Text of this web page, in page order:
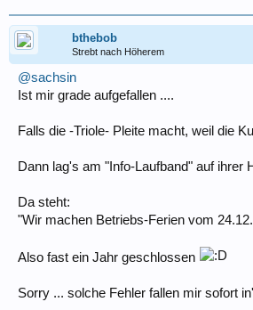
bthebob
Strebt nach Höherem
@sachsin
Ist mir grade aufgefallen ....
Falls die -Triole- Pleite macht, weil die
Dann lag's am "Info-Laufband" auf ihrer
Da steht:
"Wir machen Betriebs-Ferien vom
Also fast ein Jahr geschlossen
Sorry ... solche Fehler fallen mir sofort